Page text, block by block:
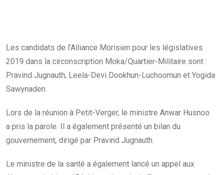
Les candidats de l’Alliance Morisien pour les législatives
2019 dans la circonscription Moka/Quartier-Militaire sont :
Pravind Jugnauth, Leela-Devi Dookhun-Luchoomun et Yogida
Sawynaden.
Lors de la réunion à Petit-Verger, le ministre Anwar Husnoo
a pris la parole. Il a également présenté un bilan du
gouvernement, dirigé par Pravind Jugnauth.
Le ministre de la santé a également lancé un appel aux